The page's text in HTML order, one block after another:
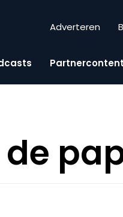
Adverteren
Partnercontent